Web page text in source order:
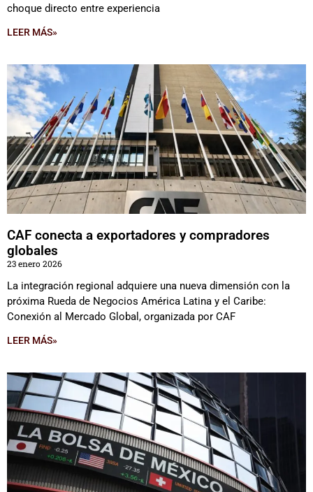
choque directo entre experiencia
LEER MÁS»
CAF conecta a exportadores y compradores
globales
23 enero 2026
La integración regional adquiere una nueva dimensión con la
próxima Rueda de Negocios América Latina y el Caribe:
Conexión al Mercado Global, organizada por CAF
LEER MÁS»